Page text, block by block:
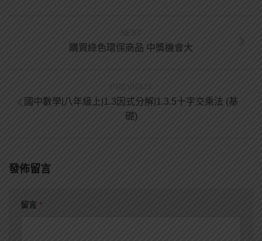
NEXT
購買綠色環保商品 中獎機會大
PREVIOUS
國中數學|八年級上|1.3因式分解|1.3.5十字交乘法 (基
礎)
發佈留言
留言 *